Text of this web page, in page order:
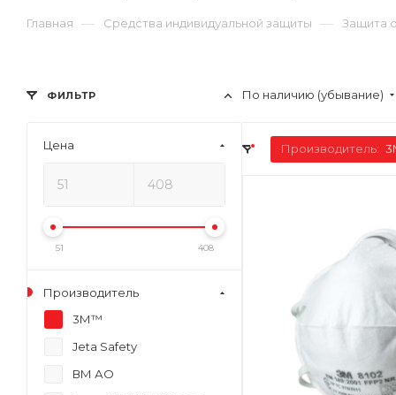
Главная — Средства индивидуальной защиты — Защита
По наличию (убывание)
Производитель:
ФИЛЬТР
Цена
51 408
Производитель
3М™
Jeta Safety
ВМ АО